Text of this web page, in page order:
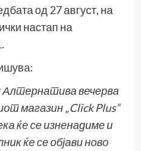
од 27 август, на
настап на
Алтернатива вечерва
магазин „Click Plus“
ќе се изненадиме и
ќе се објави ново